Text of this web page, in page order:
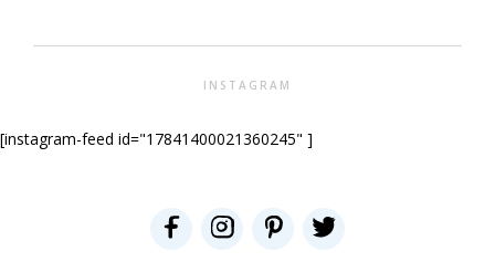
INSTAGRAM
[instagram-feed id="17841400021360245" ]